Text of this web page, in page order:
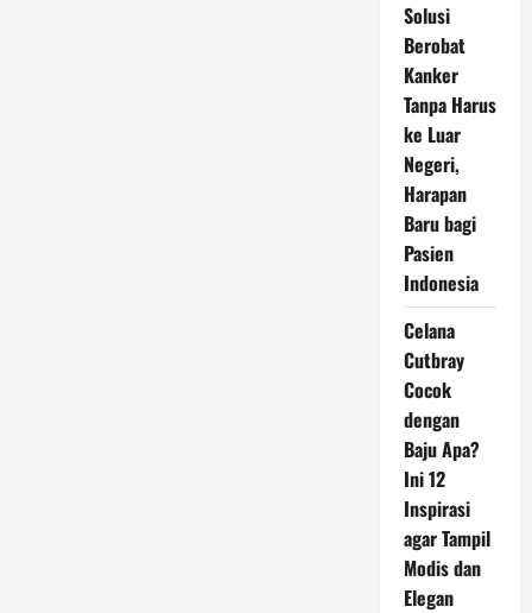
Solusi
Berobat
Kanker
Tanpa Harus
ke Luar
Negeri,
Harapan
Baru bagi
Pasien
Indonesia
Celana
Cutbray
Cocok
dengan
Baju Apa?
Ini 12
Inspirasi
agar Tampil
Modis dan
Elegan